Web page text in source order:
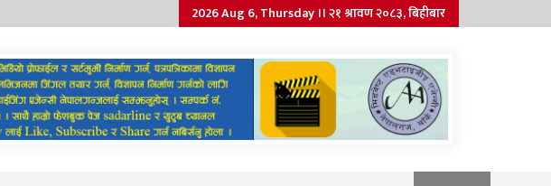
2026 Aug 6, Thursday ।। २१ श्रावण २०८३, बिहीबार